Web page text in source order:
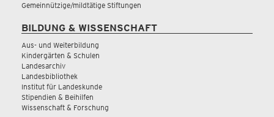
Gemeinnützige/mildtätige Stiftungen
BILDUNG & WISSENSCHAFT
Aus- und Weiterbildung
Kindergärten & Schulen
Landesarchiv
Landesbibliothek
Institut für Landeskunde
Stipendien & Beihilfen
Wissenschaft & Forschung